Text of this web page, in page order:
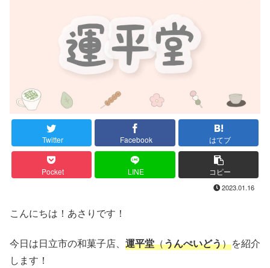
Twitter Facebook はてブ
Pocket LINE コピー
2023.01.16
こんにちは！あさりです！
今日は日立市の和菓子店、 運平堂（うんぺいどう）を紹介
します！